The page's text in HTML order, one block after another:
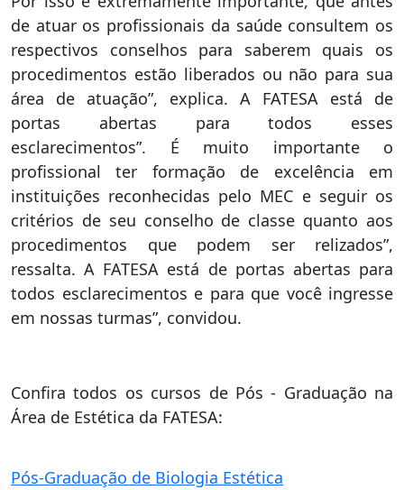
de atuar os profissionais da saúde consultem os
respectivos conselhos para saberem quais os
procedimentos estão liberados ou não para sua
área de atuação”, explica. A FATESA está de
portas abertas para todos esses
esclarecimentos”. É muito importante o
profissional ter formação de excelência em
instituições reconhecidas pelo MEC e seguir os
critérios de seu conselho de classe quanto aos
procedimentos que podem ser relizados”,
ressalta. A FATESA está de portas abertas para
todos esclarecimentos e para que você ingresse
em nossas turmas”, convidou.
Confira todos os cursos de Pós - Graduação na
Área de Estética da FATESA:
Pós-Graduação de Biologia Estética